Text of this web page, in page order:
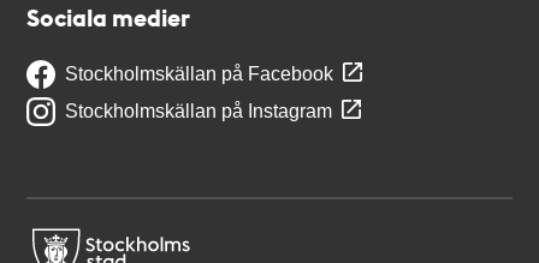
Sociala medier
Stockholmskällan på Facebook
Stockholmskällan på Instagram